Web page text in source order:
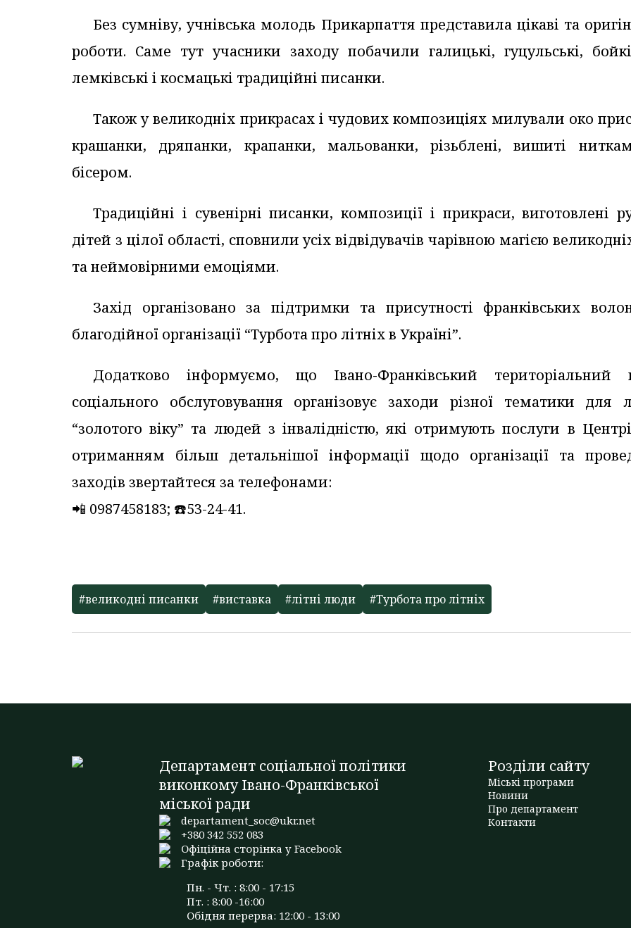
Без сумніву, учнівська молодь Прикарпаття представила цікаві та
роботи. Саме тут учасники заходу побачили галицькі, гуцульські,
лемківські і космацькі традиційні писанки.
Також у великодніх прикрасах і чудових композиціях милували око
крашанки, дряпанки, крапанки, мальованки, різьблені, вишиті
бісером.
Традиційні і сувенірні писанки, композиції і прикраси, виготовлені
дітей з цілої області, сповнили усіх відвідувачів чарівною магією
та неймовірними емоціями.
Захід організовано за підтримки та присутності франківських
благодійної організації “Турбота про літніх в Україні”.
Додатково інформуємо, що Івано-Франківський територіальний
соціального обслуговування організовує заходи різної тематики для
“золотого віку” та людей з інвалідністю, які отримують послуги в
отриманням більш детальнішої інформації щодо організації та
заходів звертайтеся за телефонами:
📲 0987458183; ☎️53-24-41.
#великодні писанки #виставка #літні люди #Турбота про літніх
Департамент соціальної політики
виконкому Івано-Франківської
міської ради
departament_soc@ukr.net
+380 342 552 083
Офіційна сторінка у Facebook
Графік роботи:
Пн. - Чт. : 8:00 - 17:15
Пт. : 8:00 -16:00
Обідня перерва: 12:00 - 13:00
Розділи сайту
Міські програми
Новини
Про департамент
Контакти